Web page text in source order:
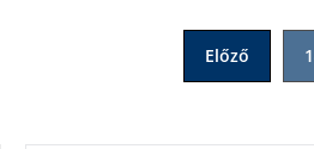
Előző